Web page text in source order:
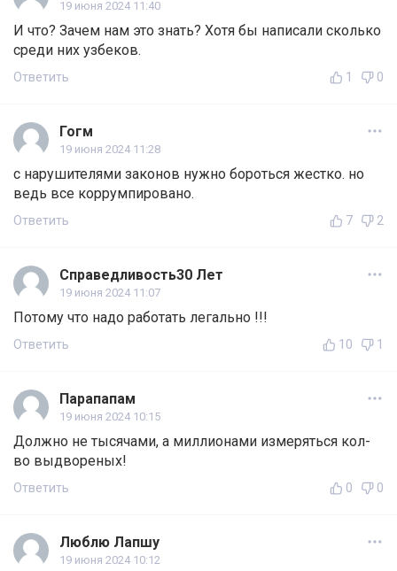
19 июня 2024 11:40
И что? Зачем нам это знать? Хотя бы написали сколько
среди них узбеков.
Ответить 1 0
Гогм
19 июня 2024 11:28
с нарушителями законов нужно бороться жестко. но
ведь все коррумпировано.
Ответить 7 2
Справедливость30 Лет
19 июня 2024 11:07
Потому что надо работать легально !!!
Ответить 10 1
Парапапам
19 июня 2024 10:15
Должно не тысячами, а миллионами измеряться кол-
во выдвореных!
Ответить 0 0
Люблю Лапшу
19 июня 2024 10:12